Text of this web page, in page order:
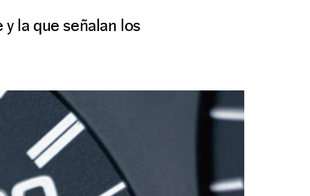
la que señalan los